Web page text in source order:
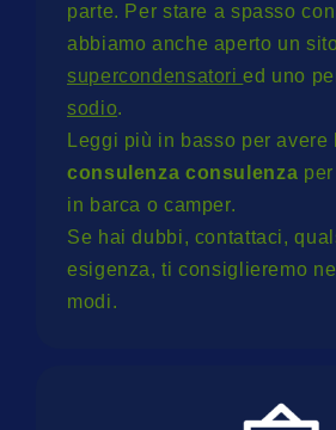
parte. Per stare a spasso
abbiamo anche aperto un
supercondensatoried uno
sodio.
Leggi più in basso per avere
consulenza consulenza
in barca o camper.
Se hai dubbi, contattaci,
esigenza, ti consiglieremo
modi.